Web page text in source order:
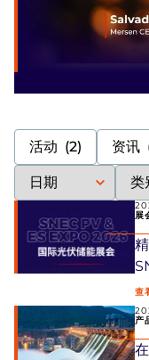
活动 (2) 资讯
展
查
产